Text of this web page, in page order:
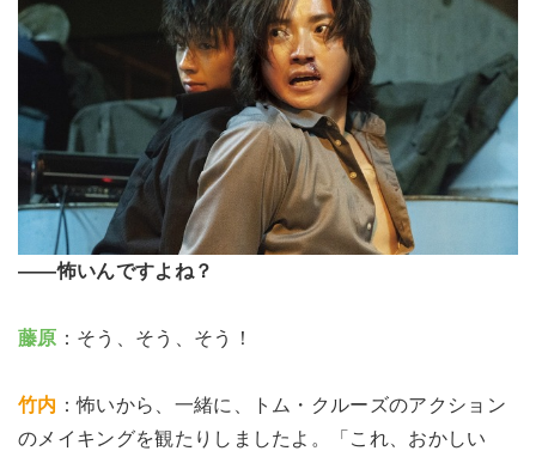
――怖いんですよね？
藤原 ：そう、そう、そう！
竹内 ：怖いから、一緒に、トム・クルーズのアクション
のメイキングを観たりしましたよ。「これ、おかしい